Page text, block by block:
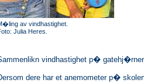
av vindhastighet.
Julia Heres.
vindhastighet p�
dere har et anemometer p�